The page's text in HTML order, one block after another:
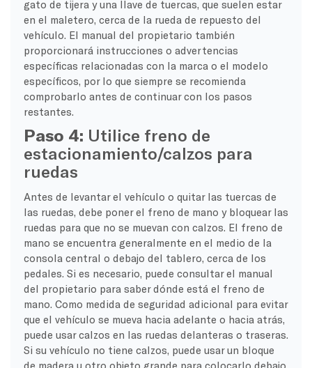
gato de tijera y una llave de tuercas, que suelen estar
en el maletero, cerca de la rueda de repuesto del
vehículo. El manual del propietario también
proporcionará instrucciones o advertencias
específicas relacionadas con la marca o el modelo
específicos, por lo que siempre se recomienda
comprobarlo antes de continuar con los pasos
restantes.
Paso 4: Utilice freno de
estacionamiento/calzos para
ruedas
Antes de levantar el vehículo o quitar las tuercas de
las ruedas, debe poner el freno de mano y bloquear las
ruedas para que no se muevan con calzos. El freno de
mano se encuentra generalmente en el medio de la
consola central o debajo del tablero, cerca de los
pedales. Si es necesario, puede consultar el manual
del propietario para saber dónde está el freno de
mano. Como medida de seguridad adicional para evitar
que el vehículo se mueva hacia adelante o hacia atrás,
puede usar calzos en las ruedas delanteras o traseras.
Si su vehículo no tiene calzos, puede usar un bloque
de madera u otro objeto grande para colocarlo debajo